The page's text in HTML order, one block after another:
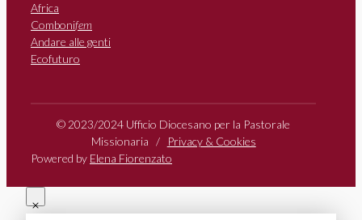
Africa
Combonifem
Andare alle genti
Ecofuturo
© 2023/2024 Ufficio Diocesano per la Pastorale
Missionaria /
Privacy & Cookies
Powered by Elena Fiorenzato